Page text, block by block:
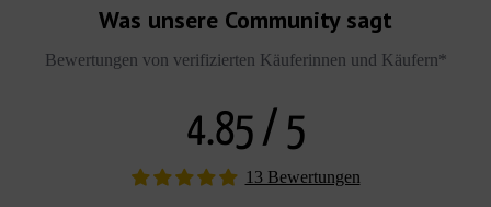
Was unsere Community sagt
Bewertungen von verifizierten Käuferinnen und Käufern*
4.85 / 5
13 Bewertungen